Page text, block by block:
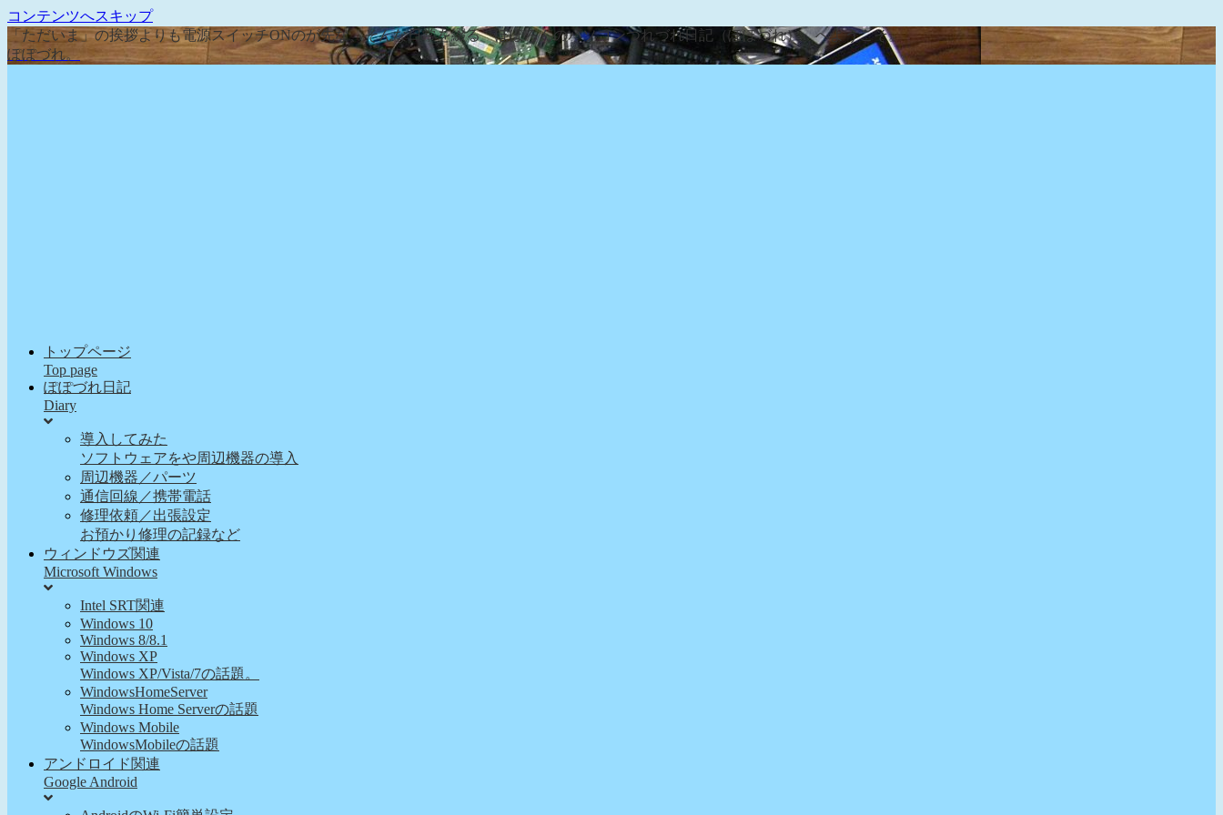
コンテンツへスキップ
「ただいま」の挨拶よりも電源スイッチONのが先な、そんな日常を綴る『ぽぽろんのパソコンつれづれ日記（ぽぽづれ）』へようこそ。
ぽぽづれ。
トップページ
Top page
ぽぽづれ日記
Diary
導入してみた
ソフトウェアをや周辺機器の導入
周辺機器／パーツ
通信回線／携帯電話
修理依頼／出張設定
お預かり修理の記録など
ウィンドウズ関連
Microsoft Windows
Intel SRT関連
Windows 10
Windows 8/8.1
Windows XP
Windows XP/Vista/7の話題。
WindowsHomeServer
Windows Home Serverの話題
Windows Mobile
WindowsMobileの話題
アンドロイド関連
Google Android